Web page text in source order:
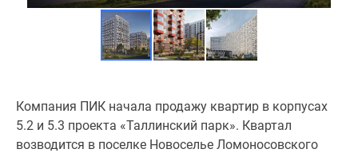
Ленинградской
Строящиеся
коттеджные
поселки
Компания ПИК начала продажу квартир в корпусах
5.2 и 5.3 проекта «Таллинский парк». Квартал
возводится в поселке Новоселье Ломоносовского